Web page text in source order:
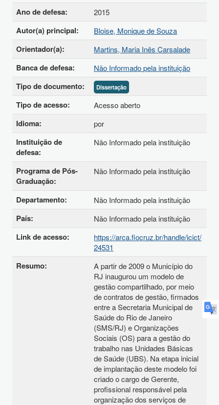
Detalhes bibliográficos
Ano de defesa: 2015
Autor(a) principal: Bloise, Monique de Souza
Orientador(a): Martins, Maria Inês Carsalade
Banca de defesa: Não Informado pela instituição
Tipo de documento: Dissertação
Tipo de acesso: Acesso aberto
Idioma: por
Instituição de
defesa:
Não Informado pela instituição
Programa de Pós-
Graduação:
Não Informado pela instituição
Departamento: Não Informado pela instituição
País: Não Informado pela instituição
Link de acesso:
https://arca.fiocruz.br/handle/icict/
24531
Resumo:
A partir de 2009 o Município do
RJ inaugurou um modelo de
gestão compartilhado, por meio
de contratos de gestão, firmados
entre a Secretaria Municipal de
Saúde do Rio de Janeiro
(SMS/RJ) e Organizações
Sociais (OS) para a gestão do
trabalho nas Unidades Básicas
de Saúde (UBS). Na etapa inicial
de implantação deste modelo foi
criado o cargo de Gerente,
profissional responsável pela
organização dos serviços de